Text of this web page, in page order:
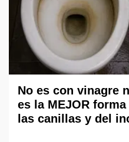
No es con vinagre
es la MEJOR
las canillas y del